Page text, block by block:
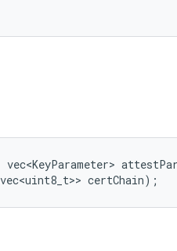
vec<KeyParameter>
certChain);